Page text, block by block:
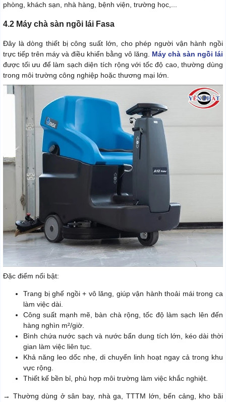
phòng, khách sạn, nhà hàng, bệnh viện, trường học,...
4.2 Máy chà sàn ngồi lái Fasa
Đây là dòng thiết bị công suất lớn, cho phép người vận hành ngồi
trực tiếp trên máy và điều khiển bằng vô lăng. Máy chà sàn ngồi lái
được tối ưu để làm sạch diện tích rộng với tốc độ cao, thường dùng
trong môi trường công nghiệp hoặc thương mại lớn.
Đặc điểm nổi bật:
Trang bị ghế ngồi + vô lăng, giúp vận hành thoải mái trong ca
làm việc dài.
Công suất mạnh mẽ, bàn chà rộng, tốc độ làm sạch lên đến
hàng nghìn m²/giờ.
Bình chứa nước sạch và nước bẩn dung tích lớn, kéo dài thời
gian làm việc liên tục.
Khả năng leo dốc nhẹ, di chuyển linh hoạt ngay cả trong khu
vực rộng.
Thiết kế bền bỉ, phù hợp môi trường làm việc khắc nghiệt.
→ Thường dùng ở sân bay, nhà ga, TTTM lớn, bến cảng, kho bãi